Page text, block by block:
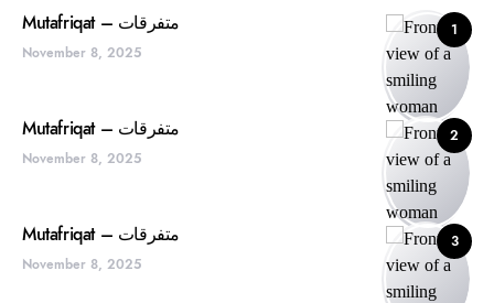
1 Mutafriqat – متفرقات
November 8, 2025
2 Mutafriqat – متفرقات
November 8, 2025
3 Mutafriqat – متفرقات
November 8, 2025